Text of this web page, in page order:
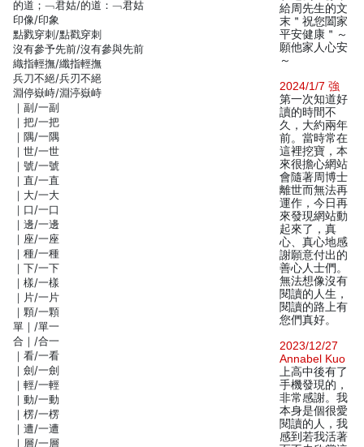
的道；﹁君姑/的道：﹁君姑
印像/印象
點戮穿刺/點戳穿刺
沒有參予先前/沒有參與先前
織指輕撫/纖指輕撫
兵刀不絕/兵刃不絕
淵停嶽峙/淵渟嶽峙
｜副/一副
｜把/一把
｜隅/一隅
｜世/一世
｜號/一號
｜直/一直
｜大/一大
｜口/一口
｜邊/一邊
｜座/一座
｜種/一種
｜下/一下
｜樣/一樣
｜片/一片
｜顆/一顆
單｜/單一
合｜/合一
｜看/一看
｜劍/一劍
｜輕/一輕
｜動/一動
｜楞/一楞
｜遭/一遭
｜層/一層
給周先生的文
末＂祝您闔家
平安健康＂～
願他家人心安
～
2024/1/7 強
第一次知道好
讀的時間不
久，大約兩年
前。當時常在
這裡挖寶，本
來很擔心網站
會隨著周博士
離世而無法再
運作，今日再
來發現網站動
起來了，真
心、真心地感
謝願意付出的
善心人士們。
無法想像沒有
閱讀的人生，
閱讀的路上有
您們真好。
2023/12/27
Annabel Kuo
上高中後有了
手機發現的，
非常感謝。我
本身是個很愛
閱讀的人，我
感到若我活著